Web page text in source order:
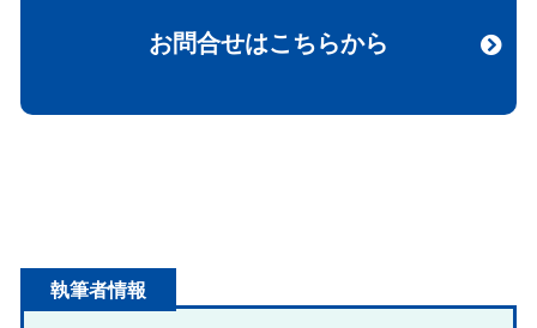
お問合せはこちらから
執筆者情報